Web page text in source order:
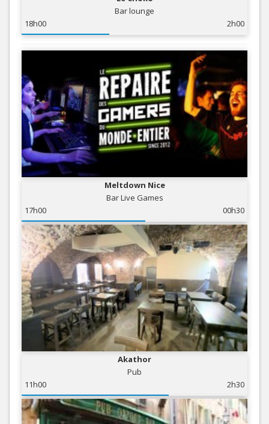
Bar lounge
18h00
2h00
Meltdown Nice
Bar Live Games
17h00
00h30
Akathor
Pub
11h00
2h30